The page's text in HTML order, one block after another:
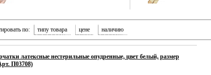
по: типу товара цене наличию
латексные нестерильные опудренные, цвет белый, размер
П03708)